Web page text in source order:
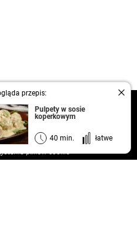
przepis:
Pulpety w sosie
koperkowym
40 min. łatwe
prywatności
plików cookie